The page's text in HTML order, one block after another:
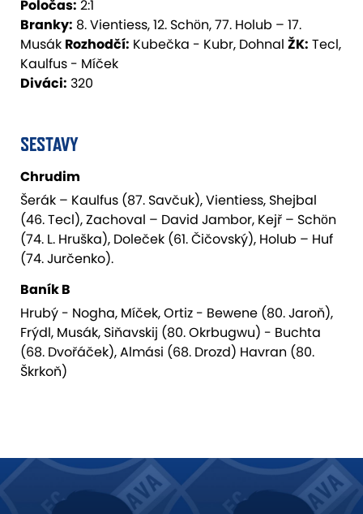
Poločas: 2:1
Branky: 8. Vientiess, 12. Schön, 77. Holub – 17.
Musák Rozhodčí: Kubečka - Kubr, Dohnal ŽK: Tecl,
Kaulfus - Míček
Diváci: 320
SESTAVY
Chrudim
Šerák – Kaulfus (87. Savčuk), Vientiess, Shejbal
(46. Tecl), Zachoval – David Jambor, Kejř – Schön
(74. L. Hruška), Doleček (61. Čičovský), Holub – Huf
(74. Jurčenko).
Baník B
Hrubý - Nogha, Míček, Ortiz - Bewene (80. Jaroň),
Frýdl, Musák, Siňavskij (80. Okrbugwu) - Buchta
(68. Dvořáček), Almási (68. Drozd) Havran (80.
Škrkoň)